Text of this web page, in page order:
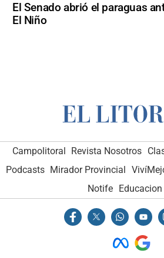
El Senado abrió el paraguas
El Niño
Campolitoral Revista Nosotros
Podcasts Mirador Provincial
Notife Educacion